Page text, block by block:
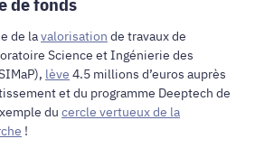
de lavalorisation de travaux de
Science et Ingénierie des
lève 4.5 millions d’euros auprès
et du programme Deeptech de
du cercle vertueux de la
!